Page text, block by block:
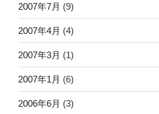
2007年7月 (9)
2007年4月 (4)
2007年3月 (1)
2007年1月 (6)
2006年6月 (3)